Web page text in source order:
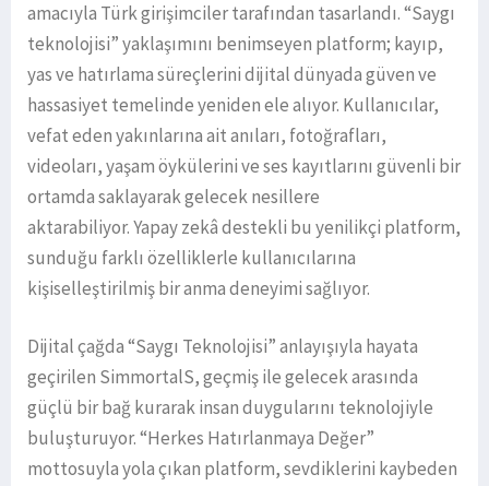
amacıyla Türk girişimciler tarafından tasarlandı. “Saygı
teknolojisi” yaklaşımını benimseyen platform; kayıp,
yas ve hatırlama süreçlerini dijital dünyada güven ve
hassasiyet temelinde yeniden ele alıyor. Kullanıcılar,
vefat eden yakınlarına ait anıları, fotoğrafları,
videoları, yaşam öykülerini ve ses kayıtlarını güvenli bir
ortamda saklayarak gelecek nesillere
aktarabiliyor. Yapay zekâ destekli bu yenilikçi platform,
sunduğu farklı özelliklerle kullanıcılarına
kişiselleştirilmiş bir anma deneyimi sağlıyor.
Dijital çağda “Saygı Teknolojisi” anlayışıyla hayata
geçirilen SimmortalS, geçmiş ile gelecek arasında
güçlü bir bağ kurarak insan duygularını teknolojiyle
buluşturuyor. “Herkes Hatırlanmaya Değer”
mottosuyla yola çıkan platform, sevdiklerini kaybeden